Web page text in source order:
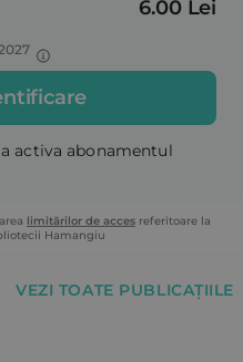
6.00 Lei
activa abonamentul
limitărilor de acces referitoare la
Hamangiu
VEZI TOATE PUBLICAȚIILE